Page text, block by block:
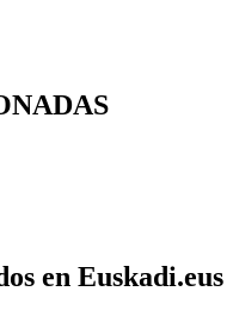
en Euskadi.eus